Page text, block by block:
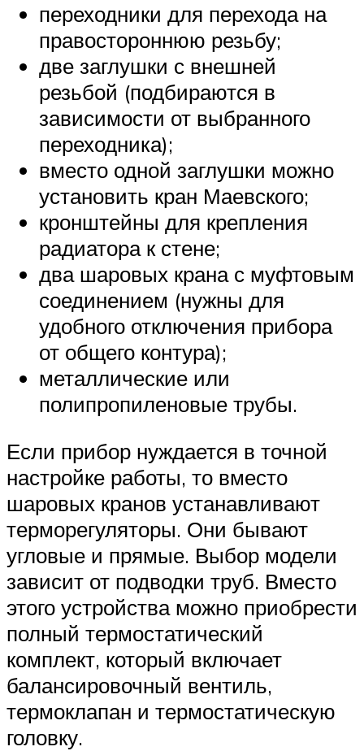
переходники для перехода на
правостороннюю резьбу;
две заглушки с внешней
резьбой (подбираются в
зависимости от выбранного
переходника);
вместо одной заглушки можно
установить кран Маевского;
кронштейны для крепления
радиатора к стене;
два шаровых крана с муфтовым
соединением (нужны для
удобного отключения прибора
от общего контура);
металлические или
полипропиленовые трубы.
Если прибор нуждается в точной
настройке работы, то вместо
шаровых кранов устанавливают
терморегуляторы. Они бывают
угловые и прямые. Выбор модели
зависит от подводки труб. Вместо
этого устройства можно приобрести
полный термостатический
комплект, который включает
балансировочный вентиль,
термоклапан и термостатическую
головку.